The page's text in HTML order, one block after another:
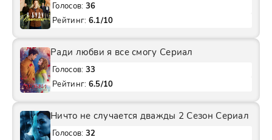
Голосов: 36
Рейтинг: 6.1/10
Ради любви я все смогу Сериал
Голосов: 33
Рейтинг: 6.5/10
Ничто не случается дважды 2 Сезон Сериал
Голосов: 32